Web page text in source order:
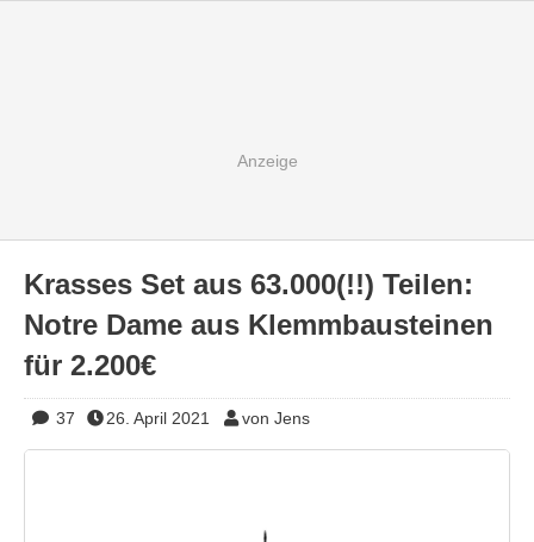
Krasses Set aus 63.000(!!) Teilen:
Notre Dame aus Klemmbausteinen
für 2.200€
37 26. April 2021 von Jens